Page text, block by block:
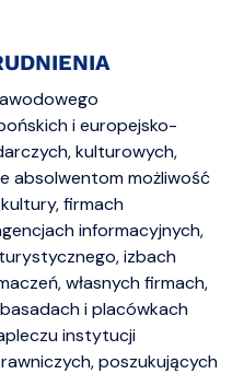
i europejsko-
kulturowych,
absolwentom możliwość
firmach
informacyjnych,
izbach
własnych firmach,
i placówkach
instytucji
poszukujących